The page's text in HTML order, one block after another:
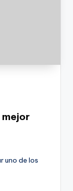
mejor
uno de los